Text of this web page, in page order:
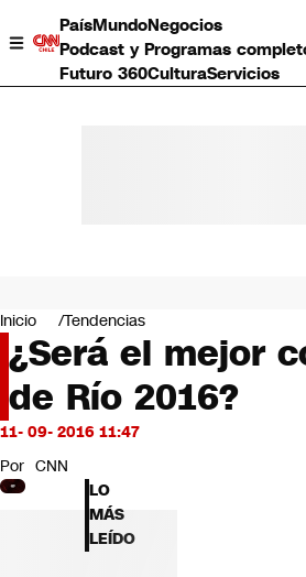
PaísMundoNegocios
Podcast y Programas
Futuro 360CulturaServicios
Negocios
Deportes
Programas completos
Cultura
Servicios
Bits
CNN Data
CNN tiempo
Futuro 360
Inicio Tendencias
¿Será el mejor
de Río 2016?
11- 09- 2016 11:47
Por CNN
LO
MÁS
LEÍDO